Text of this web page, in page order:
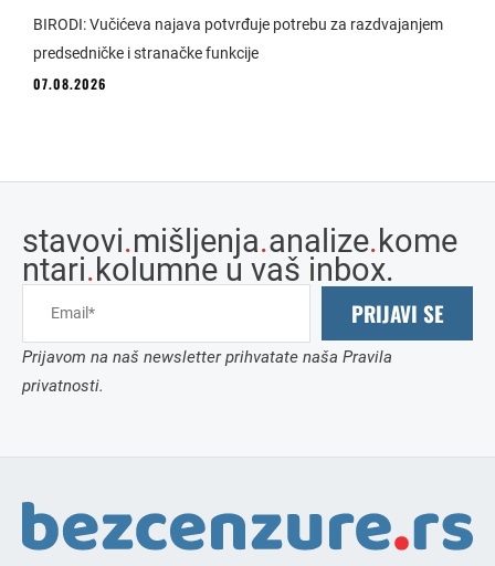
BIRODI: Vučićeva najava potvrđuje potrebu za razdvajanjem
predsedničke i stranačke funkcije
07.08.2026
stavovi.mišljenja.analize.kome
ntari.kolumne u vaš inbox.
PRIJAVI SE
Prijavom na naš newsletter prihvatate naša Pravila
privatnosti.